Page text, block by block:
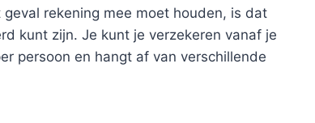
rekening mee moet houden, is dat
kunt zijn. Je kunt je verzekeren vanaf je
persoon en hangt af van verschillende